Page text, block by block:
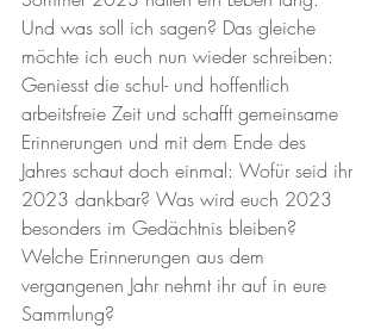
Und was soll ich sagen? Das gleiche
möchte ich euch nun wieder schreiben:
Geniesst die schul- und hoffentlich
arbeitsfreie Zeit und schafft gemeinsame
Erinnerungen und mit dem Ende des
Jahres schaut doch einmal: Wofür seid ihr
2023 dankbar? Was wird euch 2023
besonders im Gedächtnis bleiben?
Welche Erinnerungen aus dem
vergangenen Jahr nehmt ihr auf in eure
Sammlung?